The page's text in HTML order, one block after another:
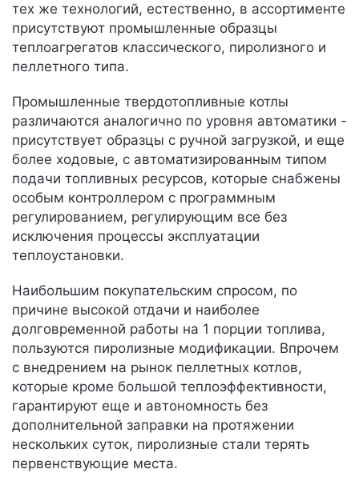
тех же технологий, естественно, в ассортименте
присутствуют промышленные образцы
теплоагрегатов классического, пиролизного и
пеллетного типа.
Промышленные твердотопливные котлы
различаются аналогично по уровня автоматики -
присутствует образцы с ручной загрузкой, и еще
более ходовые, с автоматизированным типом
подачи топливных ресурсов, которые снабжены
особым контроллером с программным
регулированием, регулирующим все без
исключения процессы эксплуатации
теплоустановки.
Наибольшим покупательским спросом, по
причине высокой отдачи и наиболее
долговременной работы на 1 порции топлива,
пользуются пиролизные модификации. Впрочем
с внедрением на рынок пеллетных котлов,
которые кроме большой теплоэффективности,
гарантируют еще и автономность без
дополнительной заправки на протяжении
нескольких суток, пиролизные стали терять
первенствующие места.